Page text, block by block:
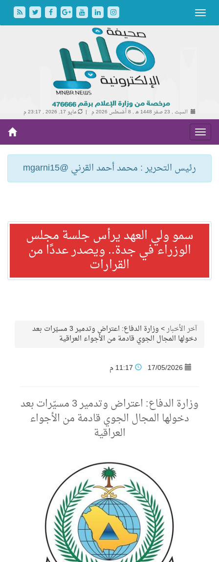
السبت , 23 صفر 1448 هـ , 8 أغسطس 2026 م | مايو 17, 2026 , 23:17 م
رئيس التحرير : محمد أحمد القرني @mgarni15
سمو ولي العهد يرأس جلسة مجلس
الوزراء في جدة.. ويصدر عددًا من
القرارات
آخر الأخبار> وزارة الدفاع: اعتراض وتدمير 3 مسيّرات بعد
دخولها المجال الجوي قادمة من الأجواء العراقية
17/05/2026
وزارة الدفاع: اعتراض وتدمير 3 مسيّرات بعد
دخولها المجال الجوي قادمة من الأجواء
العراقية